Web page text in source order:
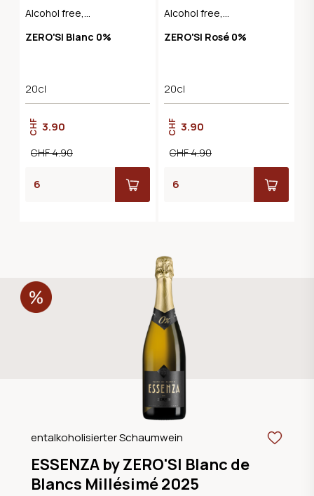
Alcohol free,
ZERO'SI Blanc 0%
20cl
CHF 3.90
CHF 4.90
Alcohol free,
ZERO'SI Rosé 0%
20cl
CHF 3.90
CHF 4.90
entalkoholisierter Schaumwein
ESSENZA by ZERO'SI Blanc de
Blancs Millésimé 2025